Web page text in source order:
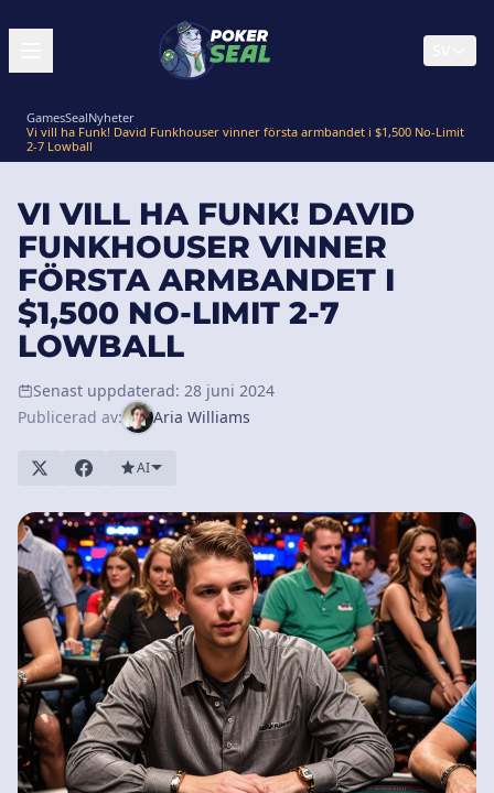
GamesSealNyheter
Vi vill ha Funk! David Funkhouser vinner första armbandet i $1,500 No-Limit
2-7 Lowball
VI VILL HA FUNK! DAVID
FUNKHOUSER VINNER
FÖRSTA ARMBANDET I
$1,500 NO-LIMIT 2-7
LOWBALL
Senast uppdaterad: 28 juni 2024
Publicerad av:
Aria Williams
AI